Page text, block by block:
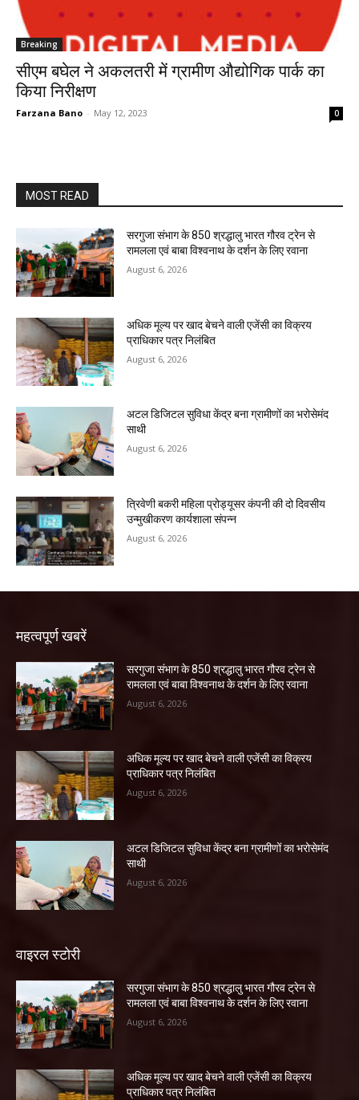
Breaking
सीएम बघेल ने अकलतरी में ग्रामीण औद्योगिक पार्क का
किया निरीक्षण
Farzana Bano - May 12, 2023 0
MOST READ
सरगुजा संभाग के 850 श्रद्धालु भारत गौरव ट्रेन से
रामलला एवं बाबा विश्वनाथ के दर्शन के लिए रवाना
August 6, 2026
अधिक मूल्य पर खाद बेचने वाली एजेंसी का विक्रय
प्राधिकार पत्र निलंबित
August 6, 2026
अटल डिजिटल सुविधा केंद्र बना ग्रामीणों का भरोसेमंद
साथी
August 6, 2026
त्रिवेणी बकरी महिला प्रोड्यूसर कंपनी की दो दिवसीय
उन्मुखीकरण कार्यशाला संपन्न
August 6, 2026
महत्वपूर्ण खबरें
सरगुजा संभाग के 850 श्रद्धालु भारत गौरव ट्रेन से
रामलला एवं बाबा विश्वनाथ के दर्शन के लिए रवाना
August 6, 2026
अधिक मूल्य पर खाद बेचने वाली एजेंसी का विक्रय
प्राधिकार पत्र निलंबित
August 6, 2026
अटल डिजिटल सुविधा केंद्र बना ग्रामीणों का भरोसेमंद
साथी
August 6, 2026
वाइरल स्टोरी
सरगुजा संभाग के 850 श्रद्धालु भारत गौरव ट्रेन से
रामलला एवं बाबा विश्वनाथ के दर्शन के लिए रवाना
August 6, 2026
अधिक मूल्य पर खाद बेचने वाली एजेंसी का विक्रय
प्राधिकार पत्र निलंबित